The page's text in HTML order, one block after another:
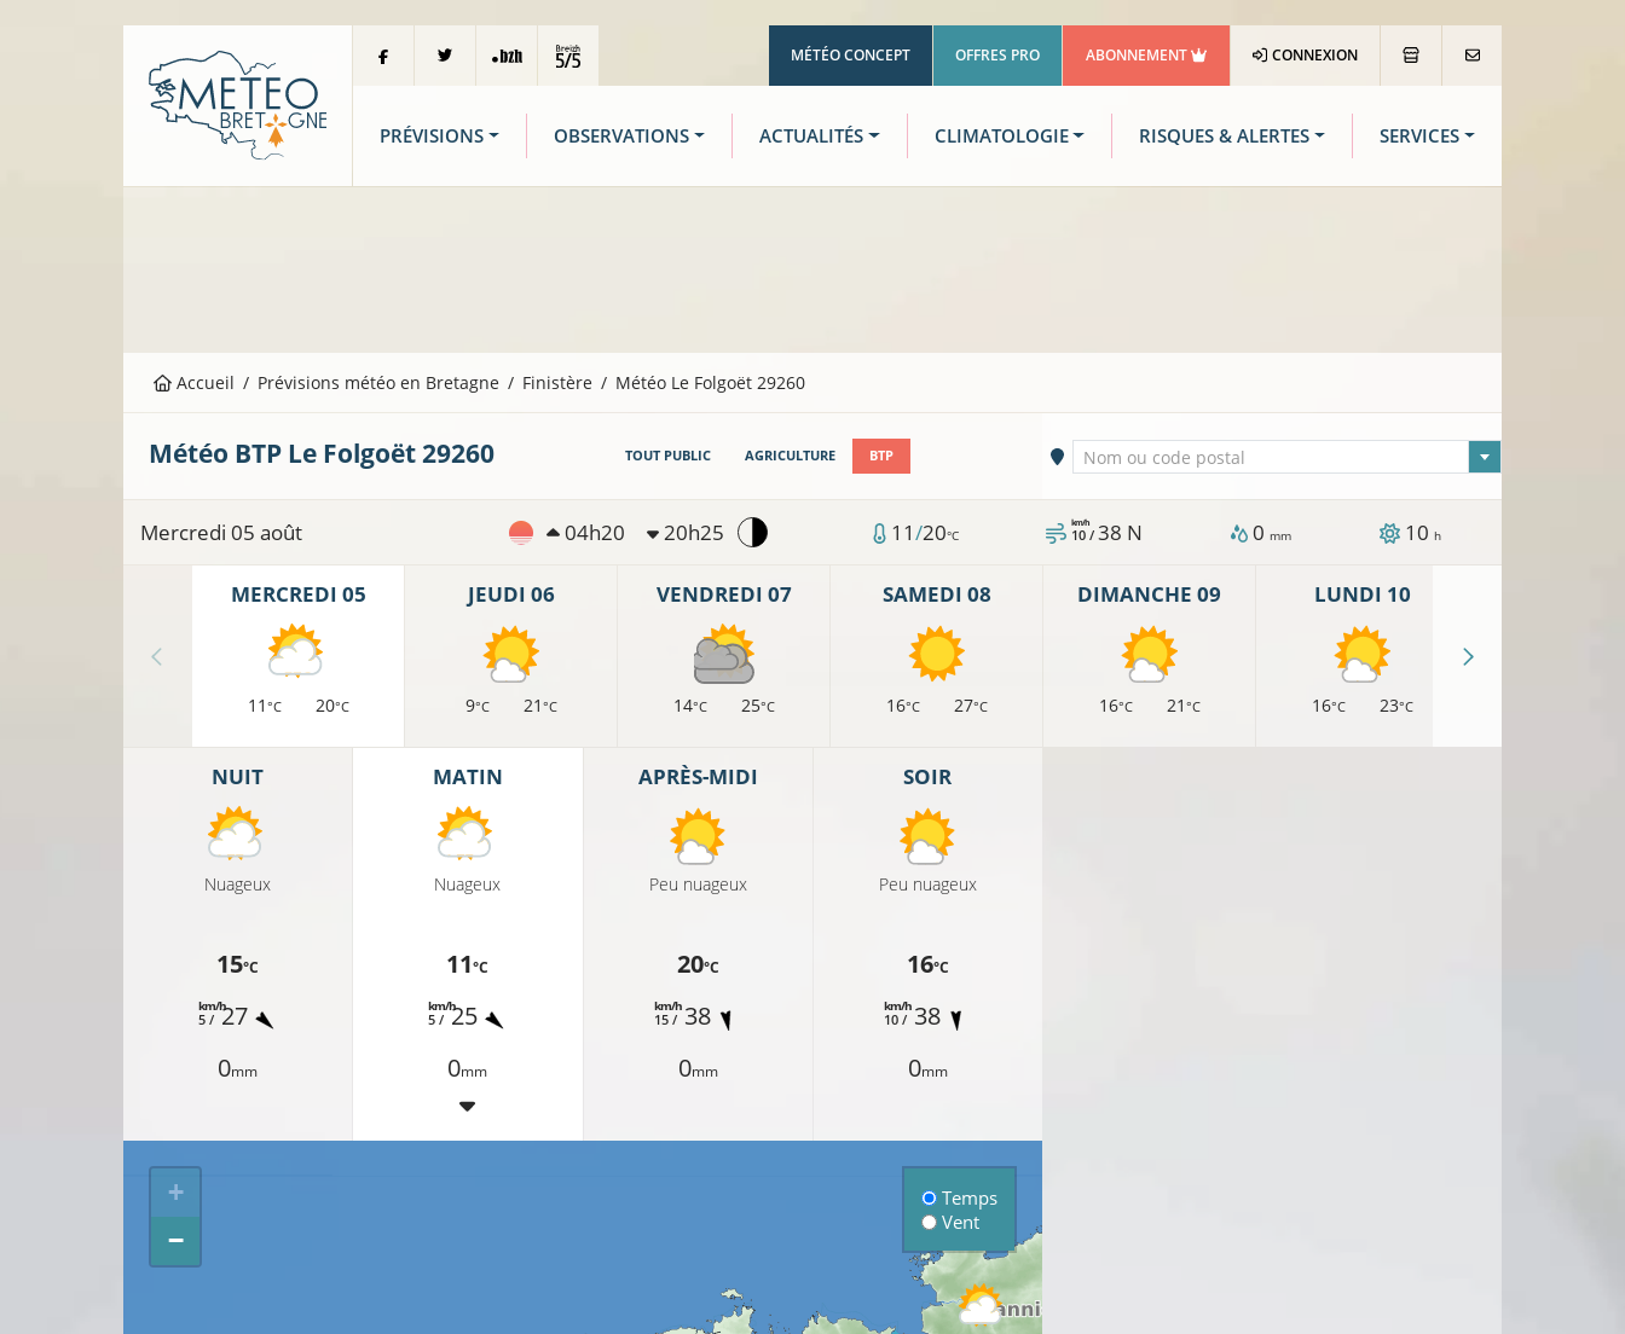
MÉTÉO CONCEPT OFFRES PRO ABONNEMENT CONNEXION
PRÉVISIONS OBSERVATIONS ACTUALITÉS CLIMATOLOGIE RISQUES & ALERTES SERVICES
Accueil Prévisions météo en Bretagne Finistère Météo Le Folgoët 29260
Météo BTP Le Folgoët29260 TOUT PUBLIC AGRICULTURE BTP Ville sélectionnée
Nom ou code postal
Mercredi 05 août 04h20 20h25 11/20°C 10 /
km/h 38 N 0 mm 10 h
MERCREDI 05
11 °C 20°C
JEUDI 06
9°C 21 °C
VENDREDI 07
14°C 25°C
SAMEDI 08
16°C 27°C
DIMANCHE 09
16°C 21 °C
LUNDI 10
16°C 23°C
NUIT
Nuageux
15°C
5 /
km/h27
0mm
MATIN
Nuageux
11°C
5 /
km/h25
0mm
APRÈS-MIDI
Peu nuageux
20°C
15 /
km/h 38
0mm
SOIR
Peu nuageux
16°C
10 /
km/h 38
0mm
+
−
Temps
Vent